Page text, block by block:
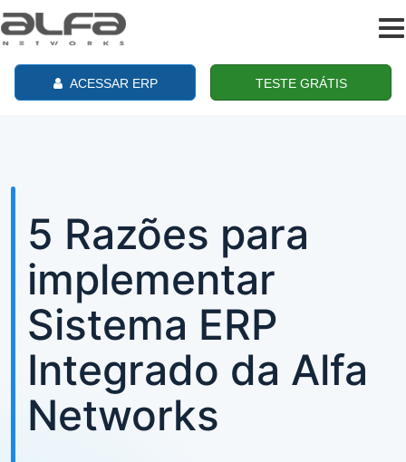
ACESSAR ERP TESTE GRÁTIS
5 Razões para
implementar
Sistema ERP
Integrado da Alfa
Networks